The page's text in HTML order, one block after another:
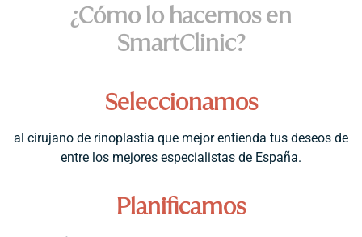
¿Cómo lo hacemos en
SmartClinic?
Seleccionamos
al cirujano de rinoplastia que mejor entienda tus deseos de
entre los mejores especialistas de España.
Planificamos